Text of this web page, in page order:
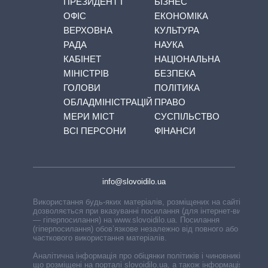
ОФІС
ВЕРХОВНА
РАДА
КАБІНЕТ
МІНІСТРІВ
ГОЛОВИ
ОБЛАДМІНІСТРАЦІЙ
МЕРИ МІСТ
ВСІ ПЕРСОНИ
ЕКОНОМІКА
КУЛЬТУРА
НАУКА
НАЦІОНАЛЬНА
БЕЗПЕКА
ПОЛІТИКА
ПРАВО
СУСПІЛЬСТВО
ФІНАНСИ
info@slovoidilo.ua
Використання будь-яких матеріалів, розміщених на сайті,
дозволяється при вказуванні посилання (для інтернет-видань
— гіперпосилання) на www.slovoidilo.ua. Посилання
(гіперпосилання) обов’язкове незалежно від повного або
часткового використання матеріалів.
Аналітична інформація про обіцянки політиків і чиновників,
що розміщені на порталі slovoidilo.ua, а також інформація про